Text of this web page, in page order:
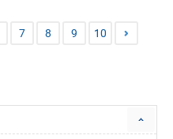
7 8 9 10